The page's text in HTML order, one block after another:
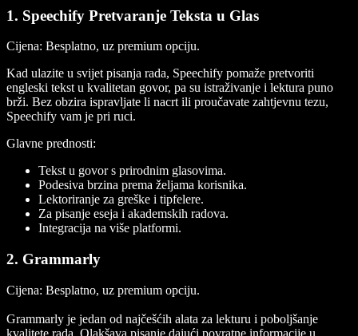
1. Speechify Pretvaranje Teksta u Glas
Cijena: Besplatno, uz premium opciju.
Kad ulazite u svijet pisanja rada, Speechify pomaže pretvoriti
engleski tekst u kvalitetan govor, pa su istraživanje i lektura puno
brži. Bez obzira ispravljate li nacrt ili proučavate zahtjevnu tezu,
Speechify vam je pri ruci.
Glavne prednosti:
Tekst u govor s prirodnim glasovima.
Podesiva brzina prema željama korisnika.
Lektoriranje za greške i tipfelere.
Za pisanje eseja i akademskih radova.
Integracija na više platformi.
2. Grammarly
Cijena: Besplatno, uz premium opciju.
Grammarly je jedan od najčešćih alata za lekturu i poboljšanje
kvalitete rada. Olakšava pisanje dajući povratne informacije u